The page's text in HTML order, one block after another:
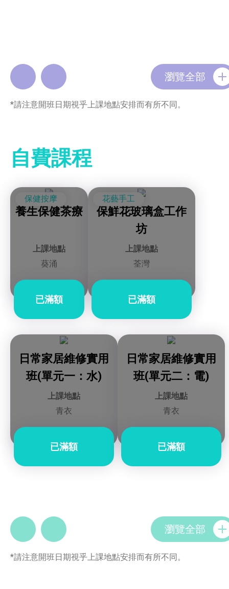
瀏覽全部
*請注意開班日期視乎上課地點安排而有所不同。
自費課程
保健按摩
養生保健茶療
上課地點
葵涌
已滿額
花藝手工
保鮮花玻璃盒工作
坊
上課地點
荃灣
已滿額
日常家居維修實用
班(單元一：水)
上課地點
青衣
已滿額
日常家居維修實用
班(單元二：電)
上課地點
青衣
已滿額
瀏覽全部
*請注意開班日期視乎上課地點安排而有所不同。